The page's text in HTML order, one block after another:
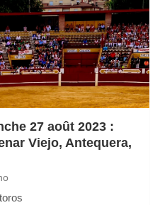
27 août 2023 :
Viejo, Antequera,